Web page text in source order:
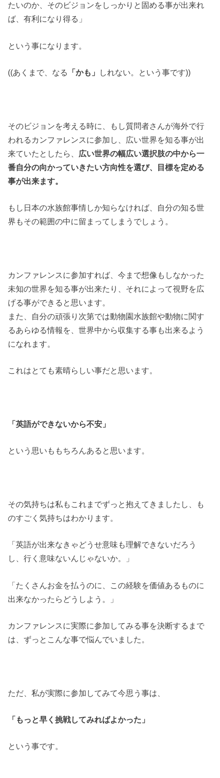
たいのか、そのビジョンをしっかりと固める事が出来れ
ば、有利になり得る」
という事になります。
((あくまで、なる 「かも」 しれない。という事です))
そのビジョンを考える時に、もし質問者さんが海外で行
われるカンファレンスに参加し、広い世界を知る事が出
来ていたとしたら、 広い世界の幅広い選択肢の中から一
番自分の向かっていきたい方向性を選び、目標を定める
事が出来ます。
もし日本の水族館事情しか知らなければ、自分の知る世
界もその範囲の中に留まってしまうでしょう。
カンファレンスに参加すれば、今まで想像もしなかった
未知の世界を知る事が出来たり、それによって視野を広
げる事ができると思います。
また、自分の頑張り次第では動物園水族館や動物に関す
るあらゆる情報を、世界中から収集する事も出来るよう
になれます。
これはとても素晴らしい事だと思います。
「英語ができないから不安」
という思いももちろんあると思います。
その気持ちは私もこれまでずっと抱えてきましたし、も
のすごく気持ちはわかります。
「英語が出来なきゃどうせ意味も理解できないだろう
し、行く意味ないんじゃないか。」
「たくさんお金を払うのに、この経験を価値あるものに
出来なかったらどうしよう。」
カンファレンスに実際に参加してみる事を決断するまで
は、ずっとこんな事で悩んでいました。
ただ、私が実際に参加してみて今思う事は、
「もっと早く挑戦してみればよかった」
という事です。